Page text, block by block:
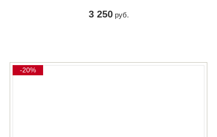
3 250руб.
-20%